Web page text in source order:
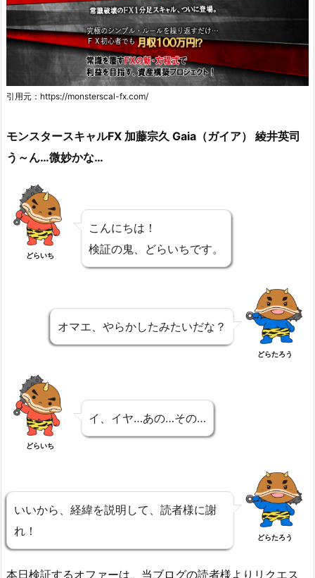
引用元：https://monsterscal-fx.com/
モンスタースキャルFX 加藤宗久 Gaia（ガイア） 綾井英司
う～ん…微妙かな…
どらいち
こんにちは！
検証の鬼、どらいちです。
オマエ、やらかしたみたいだな？
どらたろう
どらいち
イ、イヤ…あの…その…
いいから、経緯を説明して、読者様に謝
れ！
どらたろう
本日検証するオファーは、当ブログの読者様よりリクエス